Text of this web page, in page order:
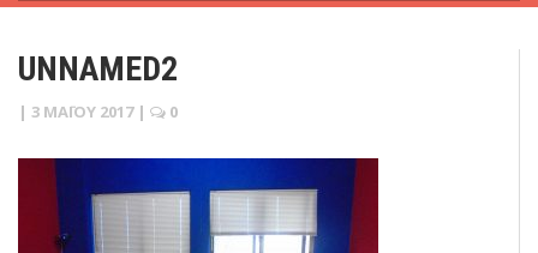
UNNAMED2
| 3 ΜΑΪ́ΟΥ 2017 | 0